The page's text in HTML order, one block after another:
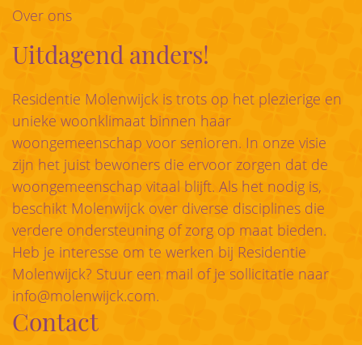
Over ons
Uitdagend anders!
Residentie Molenwijck is trots op het plezierige en
unieke woonklimaat binnen haar
woongemeenschap voor senioren. In onze visie
zijn het juist bewoners die ervoor zorgen dat de
woongemeenschap vitaal blijft. Als het nodig is,
beschikt Molenwijck over diverse disciplines die
verdere ondersteuning of zorg op maat bieden.
Heb je interesse om te werken bij Residentie
Molenwijck? Stuur een mail of je sollicitatie naar
info@molenwijck.com.
Contact